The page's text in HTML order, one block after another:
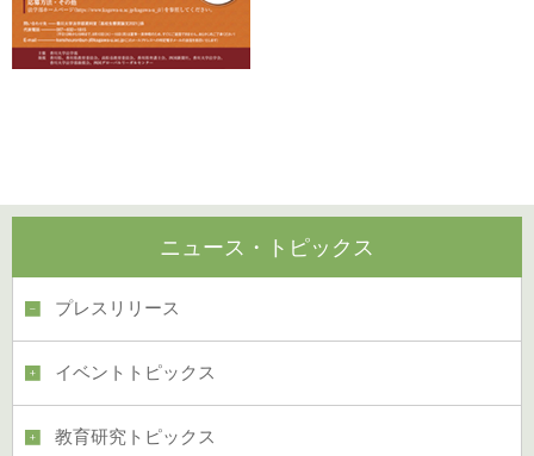
ニュース・トピックス
プレスリリース
イベントトピックス
教育研究トピックス